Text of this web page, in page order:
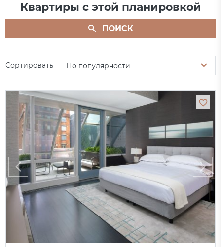
Квартиры с этой планировкой
ПОИСК
Сортировать По популярности